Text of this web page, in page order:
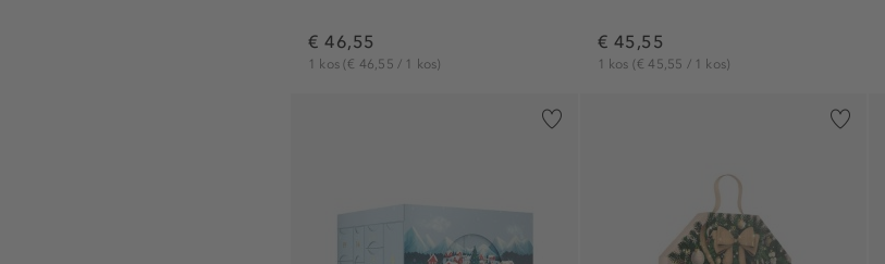
€ 46,55
1 kos(€ 46,55 / 1 kos)
€ 45,55
1 kos (€ 45,55 / 1 kos)